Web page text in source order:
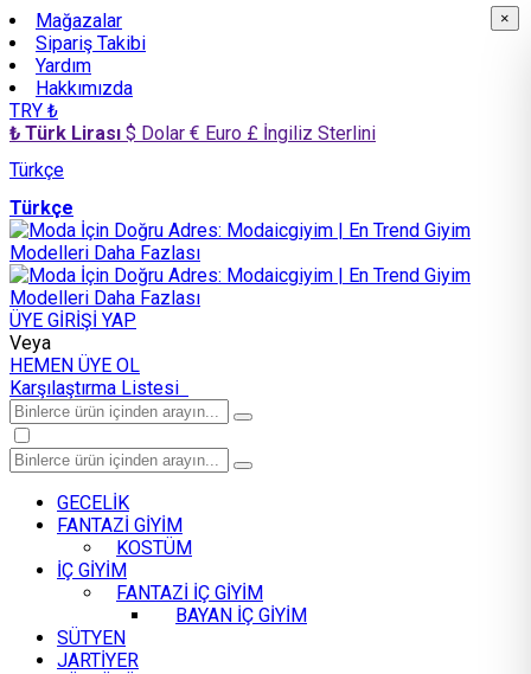
Mağazalar
Sipariş Takibi
Yardım
Hakkımızda
TRY ₺
₺ Türk Lirası $ Dolar € Euro £ İngiliz Sterlini
Türkçe
Türkçe
ÜYE GİRİŞİ YAP
Veya
HEMEN ÜYE OL
Karşılaştırma Listesi
GECELİK
FANTAZİ GİYİM
KOSTÜM
İÇ GİYİM
FANTAZİ İÇ GİYİM
BAYAN İÇ GİYİM
SÜTYEN
JARTİYER
×
×